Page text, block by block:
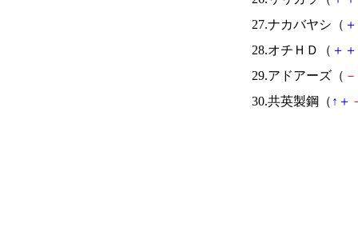
27.ナカバヤシ（ ＋
28.オチＨＤ（ ＋ ＋
29.アドアーズ（ －
30.共英製鋼（ ↑ ＋